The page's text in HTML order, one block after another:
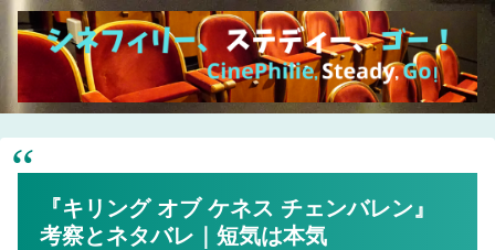
『キリング オブ ケネス チェンバレン』
考察とネタバレ｜短気は本気